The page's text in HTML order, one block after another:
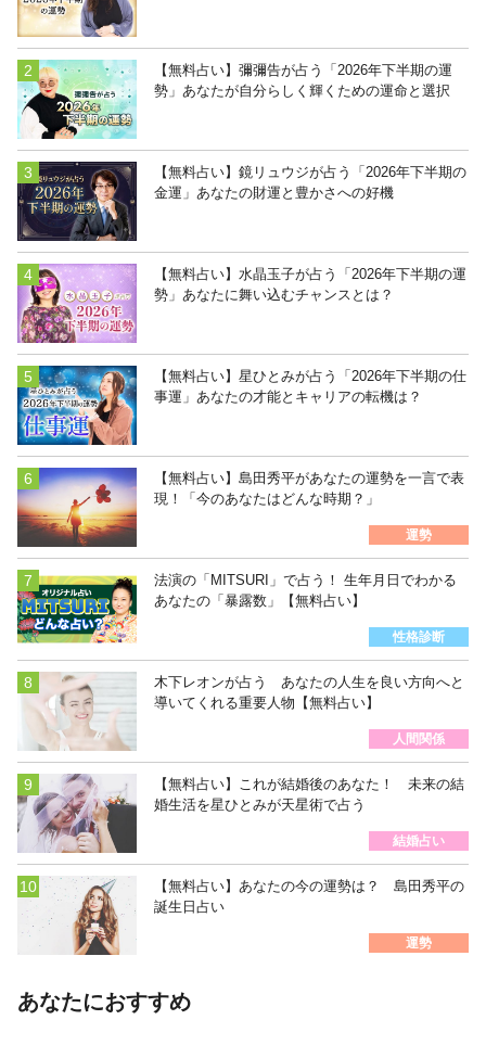
【無料占い】彌彌告が占う「2026年下半期の運
勢」あなたが自分らしく輝くための運命と選択
【無料占い】鏡リュウジが占う「2026年下半期の
金運」あなたの財運と豊かさへの好機
【無料占い】水晶玉子が占う「2026年下半期の運
勢」あなたに舞い込むチャンスとは？
【無料占い】星ひとみが占う「2026年下半期の仕
事運」あなたの才能とキャリアの転機は？
【無料占い】島田秀平があなたの運勢を一言で表
現！「今のあなたはどんな時期？」
運勢
法演の「MITSURI」で占う！ 生年月日でわかる
あなたの「暴露数」【無料占い】
性格診断
木下レオンが占う あなたの人生を良い方向へと
導いてくれる重要人物【無料占い】
人間関係
【無料占い】これが結婚後のあなた！ 未来の結
婚生活を星ひとみが天星術で占う
結婚占い
【無料占い】あなたの今の運勢は？ 島田秀平の
誕生日占い
運勢
あなたにおすすめ